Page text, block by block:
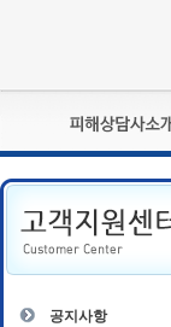
피해상담사란?
자격관리규정
상담사 자격증 확
- 피해상담사 1급
공지사항